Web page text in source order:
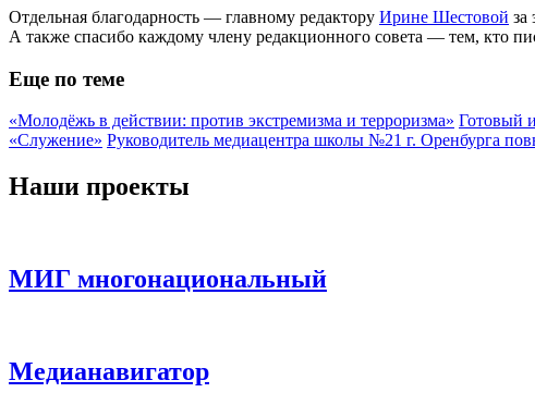
Отдельная благодарность — главному редактору Ирине Шестовой за
А также спасибо каждому члену редакционного совета — тем, кто
Еще по теме
«Молодёжь в действии: против экстремизма и терроризма» Готовый
«Служение» Руководитель медиацентра школы №21 г. Оренбурга
Наши проекты
МИГ многонациональный
Медианавигатор